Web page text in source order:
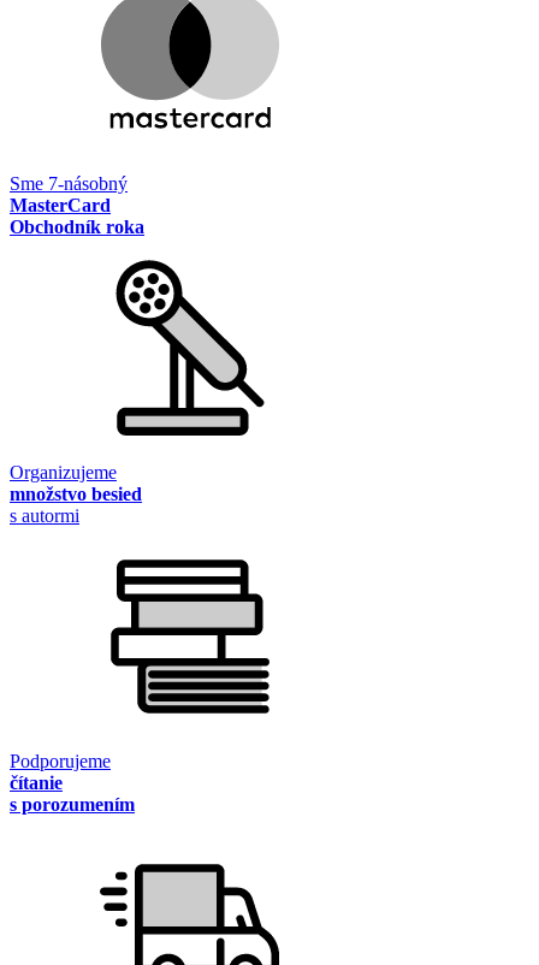
Sme 7-násobný
MasterCard
Obchodník roka
Organizujeme
množstvo besied
s autormi
Podporujeme
čítanie
s porozumením